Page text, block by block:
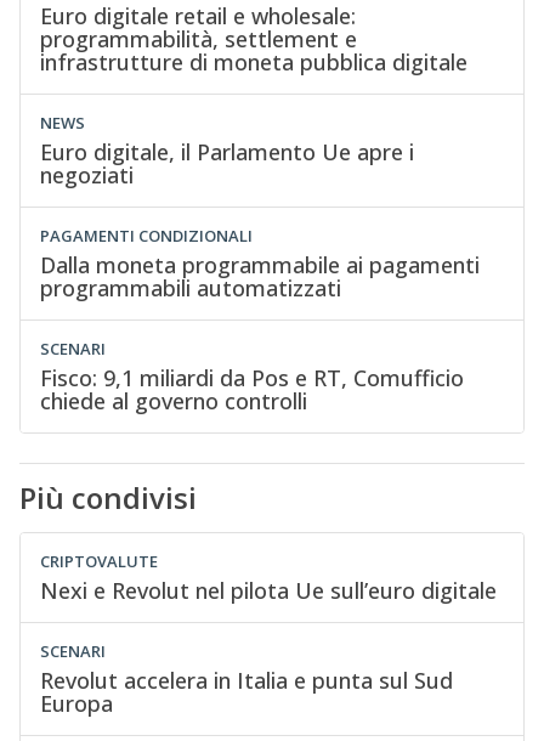
Euro digitale retail e wholesale:
programmabilità, settlement e
infrastrutture di moneta pubblica digitale
NEWS
Euro digitale, il Parlamento Ue apre i
negoziati
PAGAMENTI CONDIZIONALI
Dalla moneta programmabile ai pagamenti
programmabili automatizzati
SCENARI
Fisco: 9,1 miliardi da Pos e RT, Comufficio
chiede al governo controlli
Più condivisi
CRIPTOVALUTE
Nexi e Revolut nel pilota Ue sull’euro digitale
SCENARI
Revolut accelera in Italia e punta sul Sud
Europa